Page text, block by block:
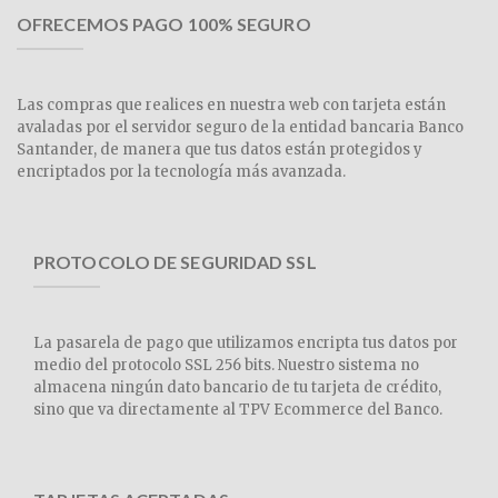
OFRECEMOS PAGO 100% SEGURO
Las compras que realices en nuestra web con tarjeta están
avaladas por el servidor seguro de la entidad bancaria Banco
Santander, de manera que tus datos están protegidos y
encriptados por la tecnología más avanzada.
PROTOCOLO DE SEGURIDAD SSL
La pasarela de pago que utilizamos encripta tus datos por
medio del protocolo SSL 256 bits. Nuestro sistema no
almacena ningún dato bancario de tu tarjeta de crédito,
sino que va directamente al TPV Ecommerce del Banco.